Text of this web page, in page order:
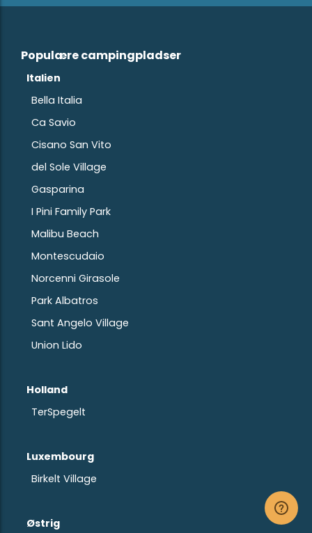
Populære campingpladser
Italien
Bella Italia
Ca Savio
Cisano San Vito
del Sole Village
Gasparina
I Pini Family Park
Malibu Beach
Montescudaio
Norcenni Girasole
Park Albatros
Sant Angelo Village
Union Lido
Holland
TerSpegelt
Luxembourg
Birkelt Village
Østrig